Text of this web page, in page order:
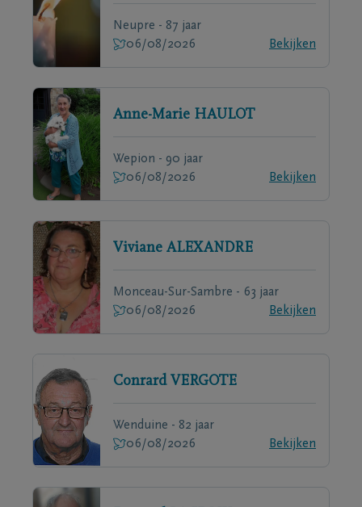
Neupre - 87 jaar
06/08/2026
Bekijken
Anne-Marie HAULOT
Wepion - 90 jaar
06/08/2026
Bekijken
Viviane ALEXANDRE
Monceau-Sur-Sambre - 63 jaar
06/08/2026
Bekijken
Conrard VERGOTE
Wenduine - 82 jaar
06/08/2026
Bekijken